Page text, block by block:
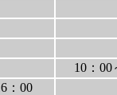
10：00
：00